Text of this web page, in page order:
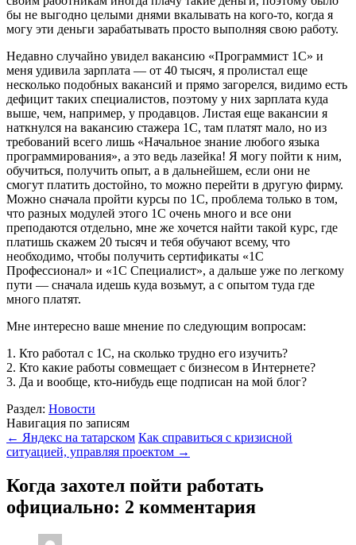
бы не выгодно целыми днями вкалывать на кого-то, когда я
могу эти деньги зарабатывать просто выполняя свою работу.
Недавно случайно увидел вакансию «Программист 1C» и
меня удивила зарплата — от 40 тысяч, я пролистал еще
несколько подобных вакансий и прямо загорелся, видимо есть
дефицит таких специалистов, поэтому у них зарплата куда
выше, чем, например, у продавцов. Листая еще вакансии я
наткнулся на вакансию стажера 1С, там платят мало, но из
требований всего лишь «Начальное знание любого языка
программирования», а это ведь лазейка! Я могу пойти к ним,
обучиться, получить опыт, а в дальнейшем, если они не
смогут платить достойно, то можно перейти в другую фирму.
Можно сначала пройти курсы по 1C, проблема только в том,
что разных модулей этого 1C очень много и все они
преподаются отдельно, мне же хочется найти такой курс, где
платишь скажем 20 тысяч и тебя обучают всему, что
необходимо, чтобы получить сертификаты «1C
Профессионал» и «1C Специалист», а дальше уже по легкому
пути — сначала идешь куда возьмут, а с опытом туда где
много платят.
Мне интересно ваше мнение по следующим вопросам:
1. Кто работал с 1C, на сколько трудно его изучить?
2. Кто какие работы совмещает с бизнесом в Интернете?
3. Да и вообще, кто-нибудь еще подписан на мой блог?
Раздел: Новости
Навигация по записям
← Яндекс на татарском Как справиться с кризисной
ситуацией, управляя проектом →
Когда захотел пойти работать
официально: 2 комментария